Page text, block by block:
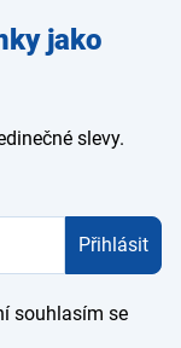
jako
slevy.
Přihlásit
souhlasím se